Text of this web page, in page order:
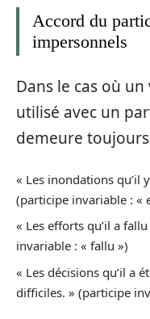
Accord du
impersonnels
Dans le cas où
utilisé avec un
demeure
« Les inondations qu’il
(participe invariable : «
« Les efforts qu’il a
invariable : « fallu »)
« Les décisions qu’il a
difficiles. » (participe